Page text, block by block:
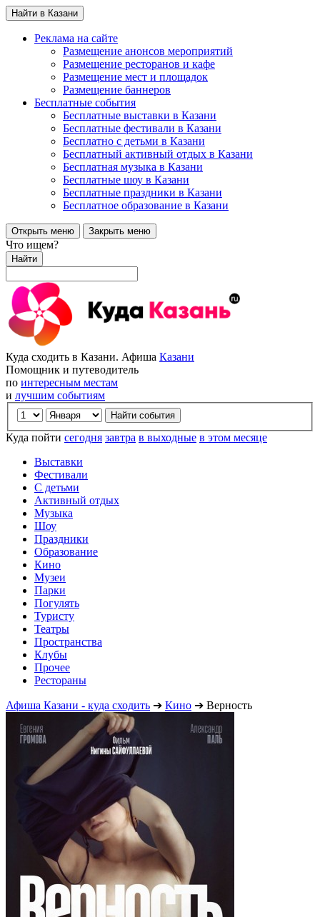
Найти в Казани
Реклама на сайте
Размещение анонсов мероприятий
Размещение ресторанов и кафе
Размещение мест и площадок
Размещение баннеров
Бесплатные события
Бесплатные выставки в Казани
Бесплатные фестивали в Казани
Бесплатно с детьми в Казани
Бесплатный активный отдых в Казани
Бесплатная музыка в Казани
Бесплатные шоу в Казани
Бесплатные праздники в Казани
Бесплатное образование в Казани
Открыть меню Закрыть меню
Что ищем?
Найти
Куда сходить в Казани. Афиша Казани
Помощник и путеводитель
по интересным местам
и лучшим событиям
Куда пойти сегодня завтра в выходные в этом месяце
Выставки
Фестивали
С детьми
Активный отдых
Музыка
Шоу
Праздники
Образование
Кино
Музеи
Парки
Погулять
Туристу
Театры
Пространства
Клубы
Прочее
Рестораны
Афиша Казани - куда сходить ➔ Кино ➔ Верность